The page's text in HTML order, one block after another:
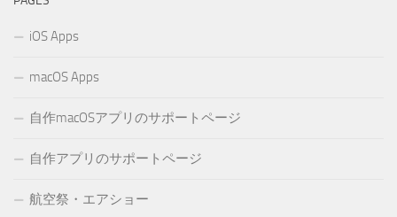
iOS Apps
macOS Apps
自作macOSアプリのサポートページ
自作アプリのサポートページ
航空祭・エアショー